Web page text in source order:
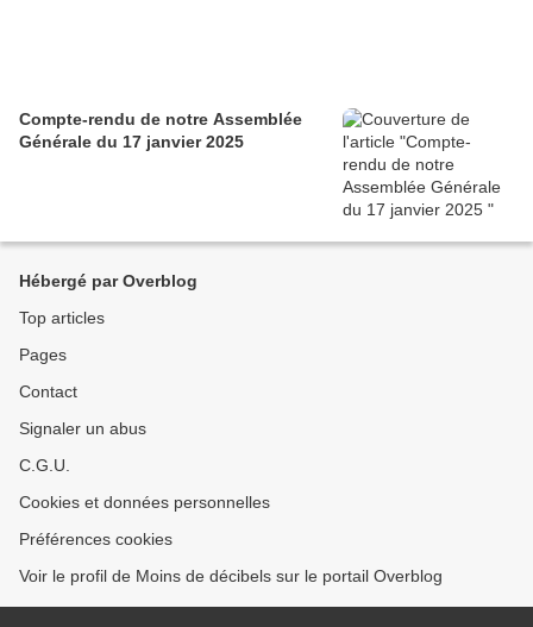
Compte-rendu de notre Assemblée
Générale du 17 janvier 2025
Hébergé par Overblog
Top articles
Pages
Contact
Signaler un abus
C.G.U.
Cookies et données personnelles
Préférences cookies
Voir le profil de Moins de décibels sur le portail Overblog